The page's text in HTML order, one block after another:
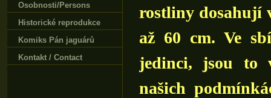
rostliny dosahují
až 60 cm. Ve
jedinci, jsou to
našich
Osobnosti/Persons
Historické reprodukce
Komiks Pán jaguárů
Kontakt / Contact